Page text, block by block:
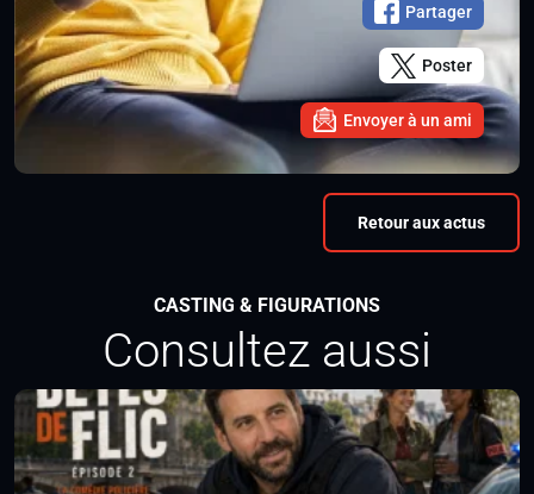
Partager
Poster
Envoyer à un ami
Retour aux actus
CASTING & FIGURATIONS
Consultez aussi